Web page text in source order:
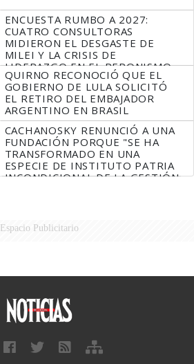
ENCUESTA RUMBO A 2027:
CUATRO CONSULTORAS
MIDIERON EL DESGASTE DE
MILEI Y LA CRISIS DE
LIDERAZGO EN EL PERONISMO
QUIRNO RECONOCIÓ QUE EL
GOBIERNO DE LULA SOLICITÓ
EL RETIRO DEL EMBAJADOR
ARGENTINO EN BRASIL
CACHANOSKY RENUNCIÓ A UNA
FUNDACIÓN PORQUE "SE HA
TRANSFORMADO EN UNA
ESPECIE DE INSTITUTO PATRIA
INCONDICIONAL DE LA GESTIÓN
Espacio Publicitario